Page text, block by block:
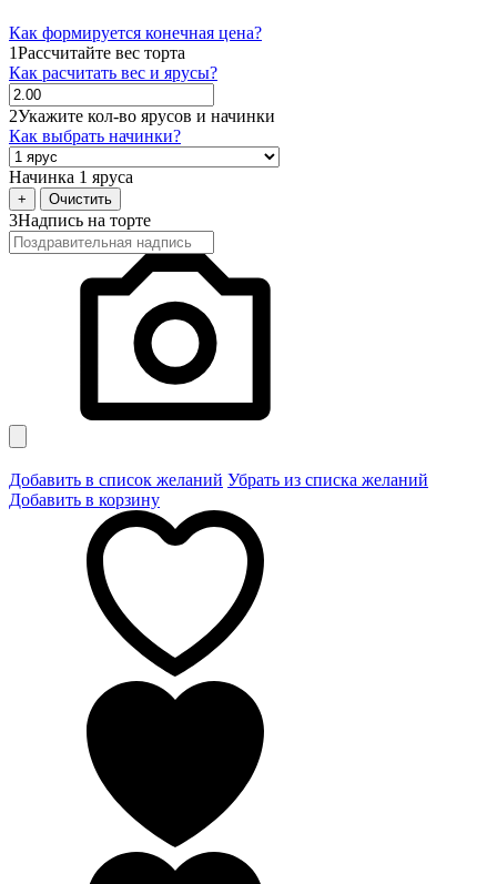
Как формируется конечная цена?
1Рассчитайте вес торта
Как расчитать вес и ярусы?
2Укажите кол-во ярусов и начинки
Как выбрать начинки?
Начинка 1 яруса
+ Очистить
3Надпись на торте
Добавить в список желаний Убрать из списка желаний
Добавить в корзину